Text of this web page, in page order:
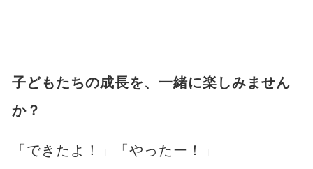
子どもたちの成長を、一緒に楽しみません
か？
「できたよ！」「やったー！」